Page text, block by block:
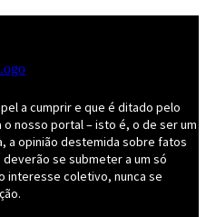
a cumprir e que é ditado pelo
nosso portal – isto é, o de ser um
a opinião destemida sobre fatos
se submeter a um só
interesse coletivo, nunca se